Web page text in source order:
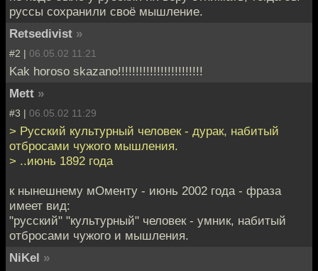
руссы сохранили своё мышление.
Retsedivist »
#2 | 06.05.02 11:21
Kak horoso skazano!!!!!!!!!!!!!!!!!!!!!!!!
Mett »
#3 | 06.05.02 11:29
> Русский культурный человек - дурак, набитый
отбросами чужого мышления.
> ..июнь 1892 года
к нынешнему мОменту - июнь 2002 года - фраза
имеет вид:
"русский" "культурный" человек - умник, набитый
отбросами чужого и мышления.
NiKel »